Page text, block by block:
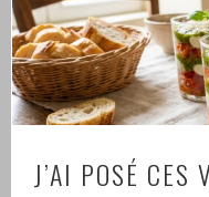
J’AI POSÉ CES